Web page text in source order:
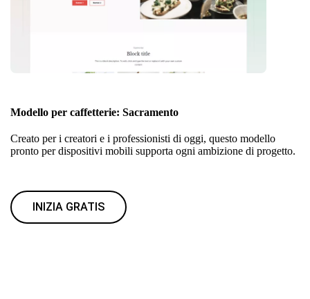
Modello per caffetterie: Sacramento
Creato per i creatori e i professionisti di oggi, questo modello
pronto per dispositivi mobili supporta ogni ambizione di progetto.
INIZIA GRATIS